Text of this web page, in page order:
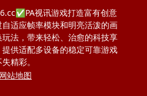
视讯游戏打造富有创意
适应帧率模块和明亮活泼的画
法，带来轻松、治愈的科技享
供适配多设备的稳定可靠游戏
精彩。
网站地图